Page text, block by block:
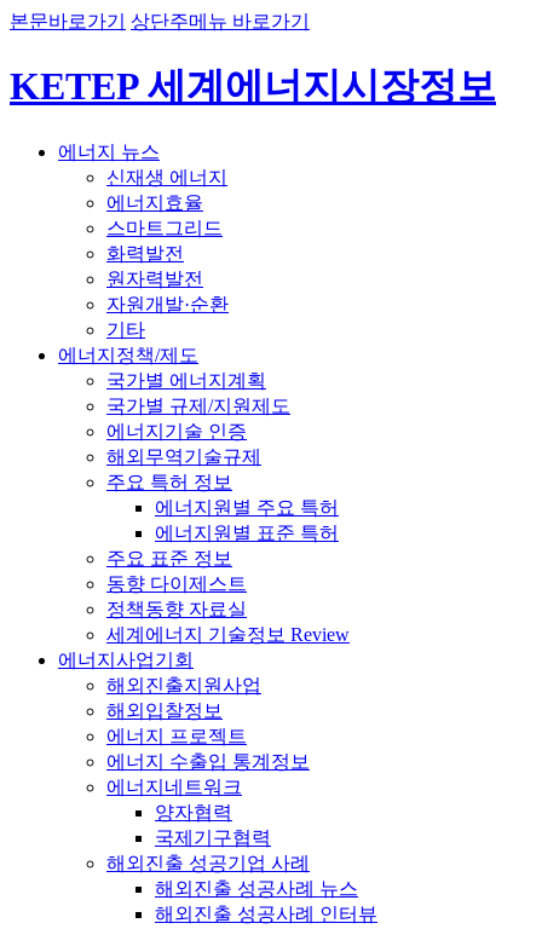
본문바로가기 상단주메뉴 바로가기
KETEP 세계에너지시장정보
에너지 뉴스
신재생 에너지
에너지효율
스마트그리드
화력발전
원자력발전
자원개발·순환
기타
에너지정책/제도
국가별 에너지계획
국가별 규제/지원제도
에너지기술 인증
해외무역기술규제
주요 특허 정보
에너지원별 주요 특허
에너지원별 표준 특허
주요 표준 정보
동향 다이제스트
정책동향 자료실
세계에너지 기술정보 Review
에너지사업기회
해외진출지원사업
해외입찰정보
에너지 프로젝트
에너지 수출입 통계정보
에너지네트워크
양자협력
국제기구협력
해외진출 성공기업 사례
해외진출 성공사례 뉴스
해외진출 성공사례 인터뷰